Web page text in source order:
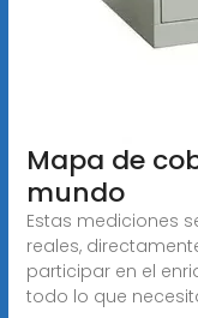
Mapa de
mundo
Estas mediciones
reales,
participar en el
todo lo que